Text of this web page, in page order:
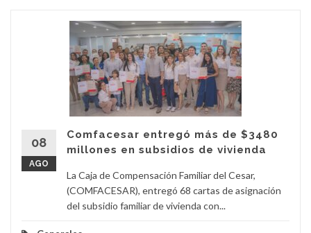
08
AGO
Comfacesar entregó más de $3480
millones en subsidios de vivienda
La Caja de Compensación Familiar del Cesar,
(COMFACESAR), entregó 68 cartas de asignación
del subsidio familiar de vivienda con...